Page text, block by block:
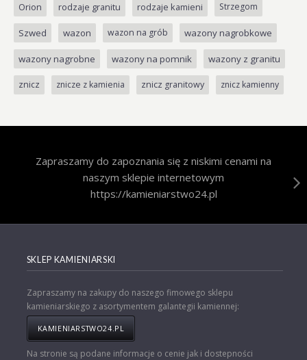
Orion rodzaje granitu rodzaje kamieni Strzegom
Szwed wazon wazon na grób wazony nagrobkowe
wazony nagrobne wazony na pomnik wazony z granitu
znicz znicze z kamienia znicz granitowy znicz kamienny
Zapraszamy do zapoznania się z niskimi cenami na
naszym sklepie internetowym
https://kamieniarstwo24.pl
SKLEP KAMIENIARSKI
Zapraszamy na zakupy do naszego fimowego sklepu
kamieniarskiego z asortymentem galantegii kamiennej:
KAMIENIARSTWO24.PL
Na stronie są podane informacje o cenie jak i dostepności